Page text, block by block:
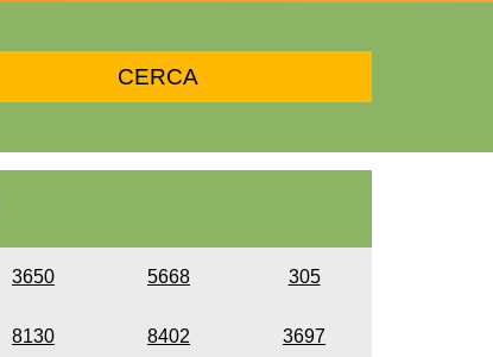
3650 5668 305
8130 8402 3697